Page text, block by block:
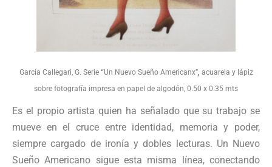
García Callegari, G. Serie“Un Nuevo Sueño Americanx”, acuarela y lápiz
sobre fotografía impresa en papel de algodón, 0.50 x 0.35 mts
Es el propio artista quien ha señalado que su trabajo se
mueve en el cruce entre identidad, memoria y poder,
siempre cargado de ironía y dobles lecturas. Un Nuevo
Sueño Americano sigue esta misma línea, conectando